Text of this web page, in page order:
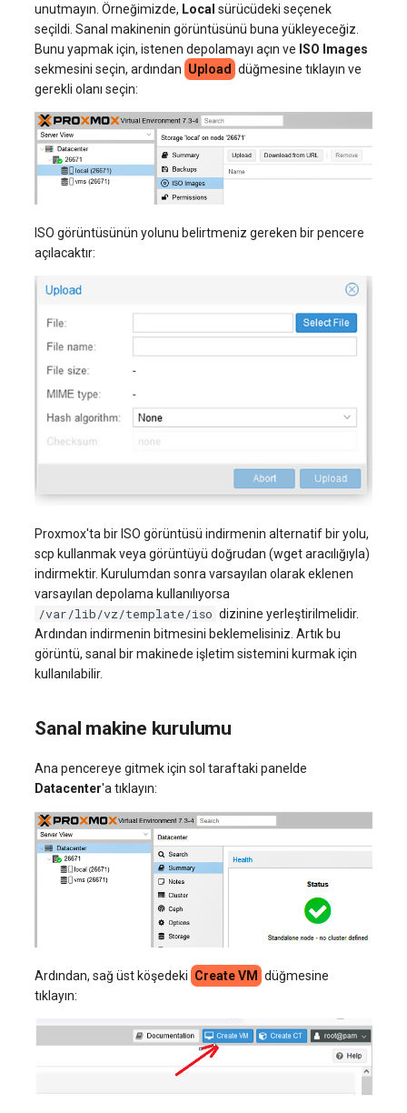
unutmayın. Örneğimizde, Local sürücüdeki seçenek
seçildi. Sanal makinenin görüntüsünü buna yükleyeceğiz.
Bunu yapmak için, istenen depolamayı açın ve ISO Images
sekmesini seçin, ardından Upload
düğmesine tıklayın ve
gerekli olanı seçin:
ISO görüntüsünün yolunu belirtmeniz gereken bir pencere
açılacaktır:
Proxmox'ta bir ISO görüntüsü indirmenin alternatif bir yolu,
scp kullanmak veya görüntüyü doğrudan (wget aracılığıyla)
indirmektir. Kurulumdan sonra varsayılan olarak eklenen
varsayılan depolama kullanılıyorsa
/var/lib/vz/template/iso dizinine yerleştirilmelidir.
Ardından indirmenin bitmesini beklemelisiniz. Artık bu
görüntü, sanal bir makinede işletim sistemini kurmak için
kullanılabilir.
Sanal makine kurulumu
Ana pencereye gitmek için sol taraftaki panelde
Datacenter'a tıklayın:
Ardından, sağ üst köşedeki Create VM
düğmesine
tıklayın: